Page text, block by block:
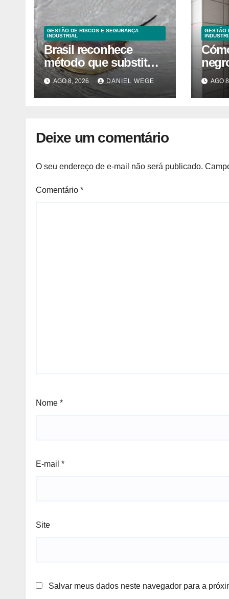
GESTÃO DE RISCOS E SEGURANÇA
INDUSTRIAL
Brasil reconhece
método que substitui
uso de sangue de
caranguejo-ferradura
em testes
AGO 8, 2026 DANIEL WEGE
GESTÃO
delAGO
Deixe um comentário
O seu endereço de e-mail não será publicado.
Comentário *
Nome *
E-mail *
Site
Salvar meus dados neste navegador para a